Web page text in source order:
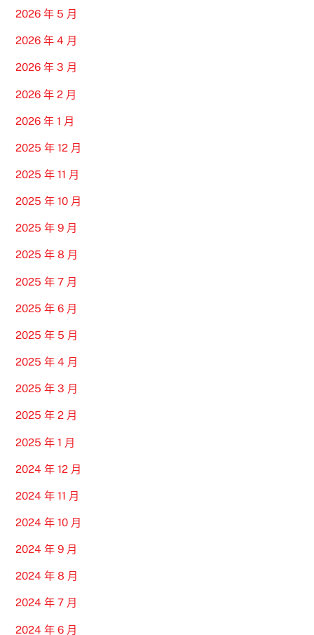
2026 年 5 月
2026 年 4 月
2026 年 3 月
2026 年 2 月
2026 年 1 月
2025 年 12 月
2025 年 11 月
2025 年 10 月
2025 年 9 月
2025 年 8 月
2025 年 7 月
2025 年 6 月
2025 年 5 月
2025 年 4 月
2025 年 3 月
2025 年 2 月
2025 年 1 月
2024 年 12 月
2024 年 11 月
2024 年 10 月
2024 年 9 月
2024 年 8 月
2024 年 7 月
2024 年 6 月